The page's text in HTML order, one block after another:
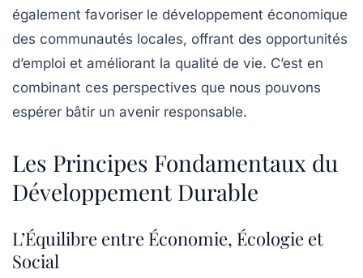
également favoriser le développement économique
des communautés locales, offrant des opportunités
d’emploi et améliorant la qualité de vie. C’est en
combinant ces perspectives que nous pouvons
espérer bâtir un avenir responsable.
Les Principes Fondamentaux du
Développement Durable
L’Équilibre entre Économie, Écologie et
Social